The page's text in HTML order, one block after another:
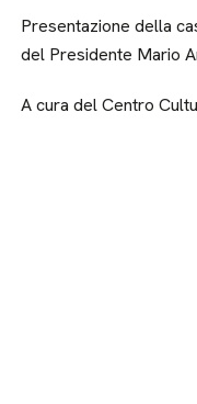
Presentazione della
del Presidente Mario
A cura del Centro